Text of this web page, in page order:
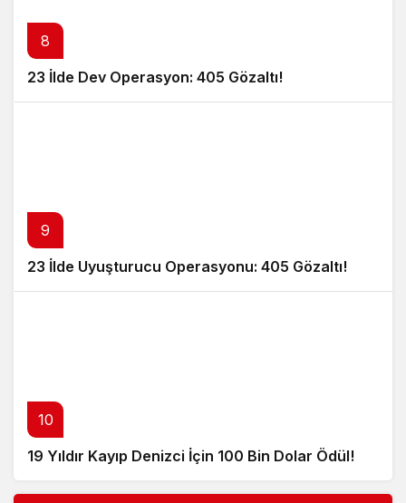
8
23 İlde Dev Operasyon: 405 Gözaltı!
9
23 İlde Uyuşturucu Operasyonu: 405 Gözaltı!
10
19 Yıldır Kayıp Denizci İçin 100 Bin Dolar Ödül!